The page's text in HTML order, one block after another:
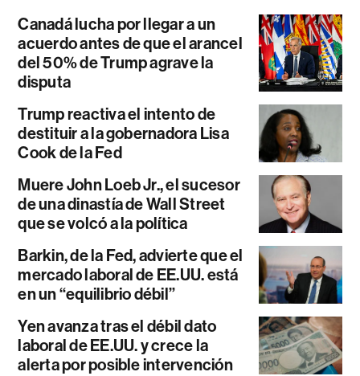
Canadá lucha por llegar a un
acuerdo antes de que el arancel
del 50% de Trump agrave la
disputa
Trump reactiva el intento de
destituir a la gobernadora Lisa
Cook de la Fed
Muere John Loeb Jr., el sucesor
de una dinastía de Wall Street
que se volcó a la política
Barkin, de la Fed, advierte que el
mercado laboral de EE.UU. está
en un “equilibrio débil”
Yen avanza tras el débil dato
laboral de EE.UU. y crece la
alerta por posible intervención